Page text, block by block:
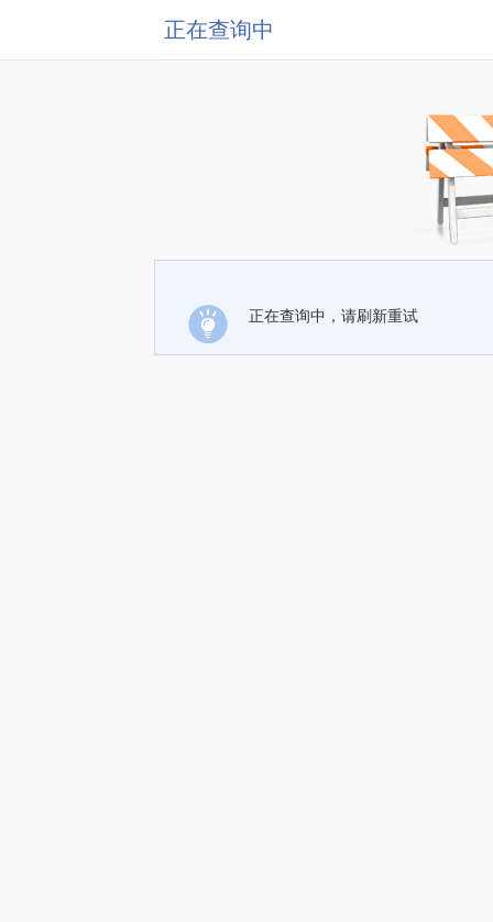
正在查询中
正在查询中，请刷新重试